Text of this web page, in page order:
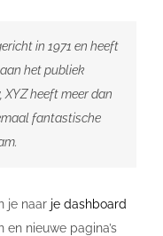
in 1971 en heeft
het publiek
XYZ heeft meer dan
fantastische
je naar je dashboard
nieuwe pagina’s